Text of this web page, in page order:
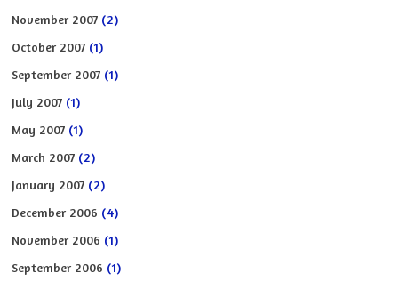
November 2007 (2)
October 2007 (1)
September 2007 (1)
July 2007 (1)
May 2007 (1)
March 2007 (2)
January 2007 (2)
December 2006 (4)
November 2006 (1)
September 2006 (1)